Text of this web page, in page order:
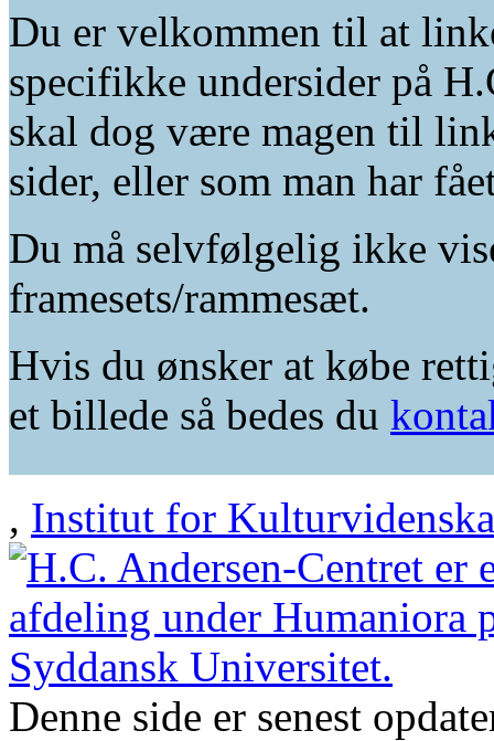
Du er velkommen til at
specifikke undersider på
skal dog være magen til
sider, eller som man har
Du må selvfølgelig ikke
framesets/rammesæt.
Hvis du ønsker at købe
et billede så bedes du
, Institut for
Denne side er senest